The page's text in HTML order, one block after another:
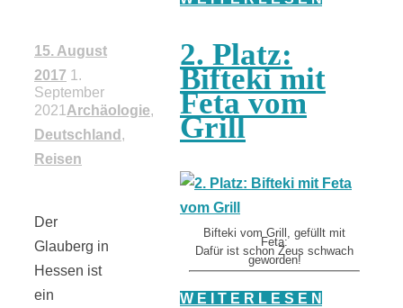
15. August
2017 1.
September
2021 Archäologie,
Deutschland ,
Reisen
Der
Glauberg in
Hessen ist
ein
2. Platz:
Bifteki mit
Feta vom
Grill
Bifteki vom Grill, gefüllt mit
Feta:
Dafür ist schon Zeus schwach
geworden!
W E I T E R L E S E N